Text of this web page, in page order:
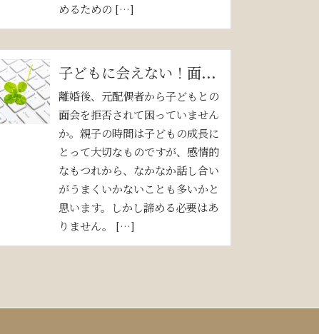
めるための […]
子どもに会えない！面...
離婚後、元配偶者から子どもとの
面会を拒否されて困っていません
か。親子の時間は子どもの成長に
とって大切なものですが、感情的
なもつれから、なかなか話し合い
がうまくいかないことも多いかと
思います。しかし諦める必要はあ
りません。 […]